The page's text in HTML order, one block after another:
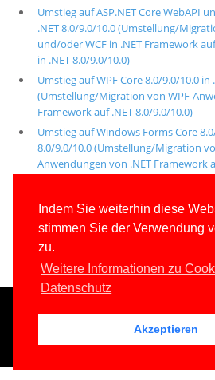
Indem Sie weiterhin diese
stimmen Sie der Verwendung
zu.
Weitere Informationen zu
Datenschutz
Akzeptieren
Umstieg auf ASP.NET Core WebAPI
.NET 8.0/9.0/10.0 (Umstellung/
und/oder WCF in .NET Framework
in .NET 8.0/9.0/10.0)
Umstieg auf WPF Core 8.0/9.0/10.0 in
(Umstellung/Migration von WPF-
Framework auf .NET 8.0/9.0/10.0)
Umstieg auf Windows Forms Core
8.0/9.0/10.0 (Umstellung/Migration
Anwendungen von .NET Framework
(Umstellung/Migration von Xamarin
Umstieg auf Entity Framework Core
(Umstellung/Migration von ADO.NET
© 1996-2026www.IT-Visions.de-Dr.
TAG CLOUD